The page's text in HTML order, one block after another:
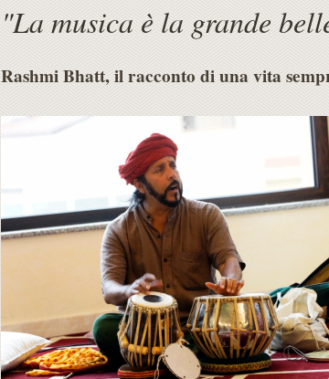
"La musica è la grande
Rashmi Bhatt, il racconto di una vita